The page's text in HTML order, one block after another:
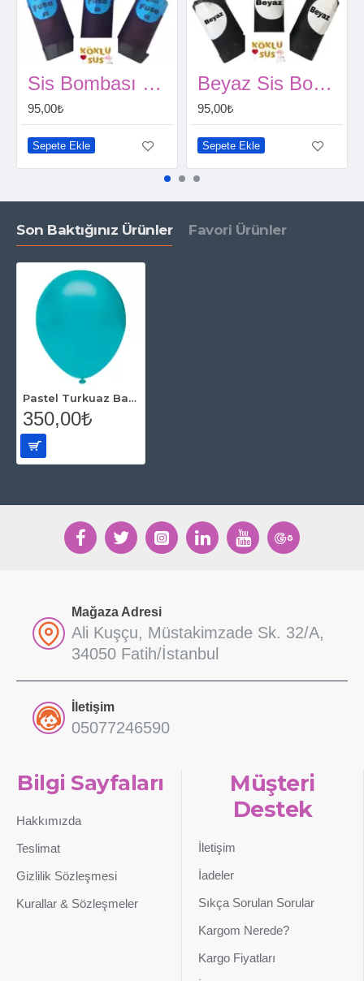
Sis Bombası Mavi
95,00₺
Sepete Ekle
Beyaz Sis Bombası
95,00₺
Sepete Ekle
Son Baktığınız Ürünler Favori Ürünler
Pastel Turkuaz Balon 100 Adet
350,00₺
Mağaza Adresi
Ali Kuşçu, Müstakimzade Sk. 32/A,
34050 Fatih/İstanbul
İletişim
05077246590
Bilgi Sayfaları
Hakkımızda
Teslimat
Gizlilik Sözleşmesi
Kurallar & Sözleşmeler
Müşteri
Destek
İletişim
İadeler
Sıkça Sorulan Sorular
Kargom Nerede?
Kargo Fiyatları